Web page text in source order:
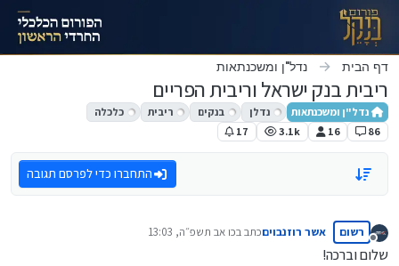
דילוג לתוכן
דף הבית נדל"ן ומשכנתאות
ריבית בנק ישראל וריבית הפריים
נדל"ן ומשכנתאות נדלן בנקים ריבית
כלכלה
86
16
3.1k
17
התחברו כדי לפרסם תגובה
מנותק
רשום אשר רוזנבויםכתב בכו אב תשפ״ה, 13:03
נערך לאחרונה על ידי
שלום וברכה!